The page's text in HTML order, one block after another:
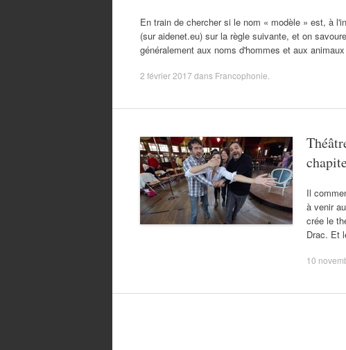
En train de chercher si le nom « modèle » est, à
(sur aidenet.eu) sur la règle suivante, et on
généralement aux noms d'hommes et aux
2 février 2017 dans Francophonie
Il
à venir
crée le
Drac. Et
10